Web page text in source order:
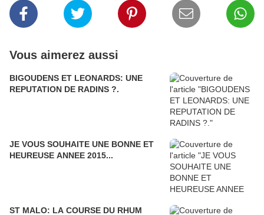
Vous aimerez aussi
BIGOUDENS ET LEONARDS: UNE
REPUTATION DE RADINS ?.
JE VOUS SOUHAITE UNE BONNE ET
HEUREUSE ANNEE 2015...
ST MALO: LA COURSE DU RHUM